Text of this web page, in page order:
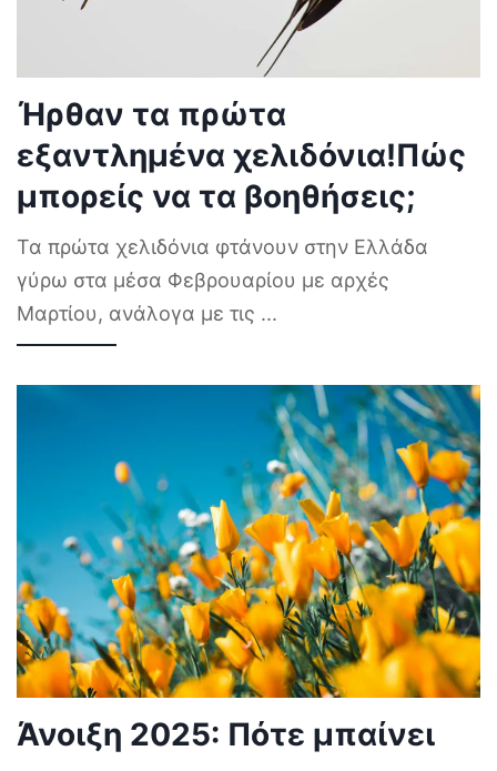
Ήρθαν τα πρώτα
εξαντλημένα χελιδόνια!Πώς
μπορείς να τα βοηθήσεις;
Τα πρώτα χελιδόνια φτάνουν στην Ελλάδα
γύρω στα μέσα Φεβρουαρίου με αρχές
Μαρτίου, ανάλογα με τις ...
Άνοιξη 2025: Πότε μπαίνει